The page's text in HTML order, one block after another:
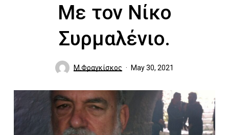
Με τον Νίκο
Συρμαλένιο.
Μ.Φραγκίσκος May 30, 2021